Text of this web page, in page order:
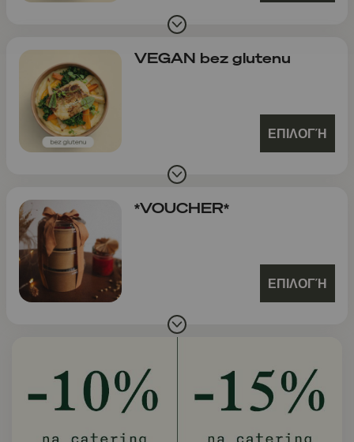
VEGAN bez glutenu
ΕΠΙΛΟΓΉ
*VOUCHER*
ΕΠΙΛΟΓΉ